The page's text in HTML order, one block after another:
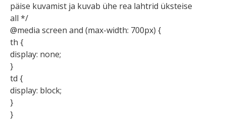
päise kuvamist ja kuvab ühe rea lahtrid üksteise
all */
@media screen and (max-width: 700px) {
th {
display: none;
}
td {
display: block;
}
}